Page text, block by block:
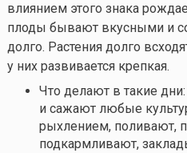
влиянием этого знака
плоды бывают вкусными и
долго. Растения долго
у них развивается крепкая.
Что делают в такие
и сажают любые
рыхлением, поливают,
подкармливают,